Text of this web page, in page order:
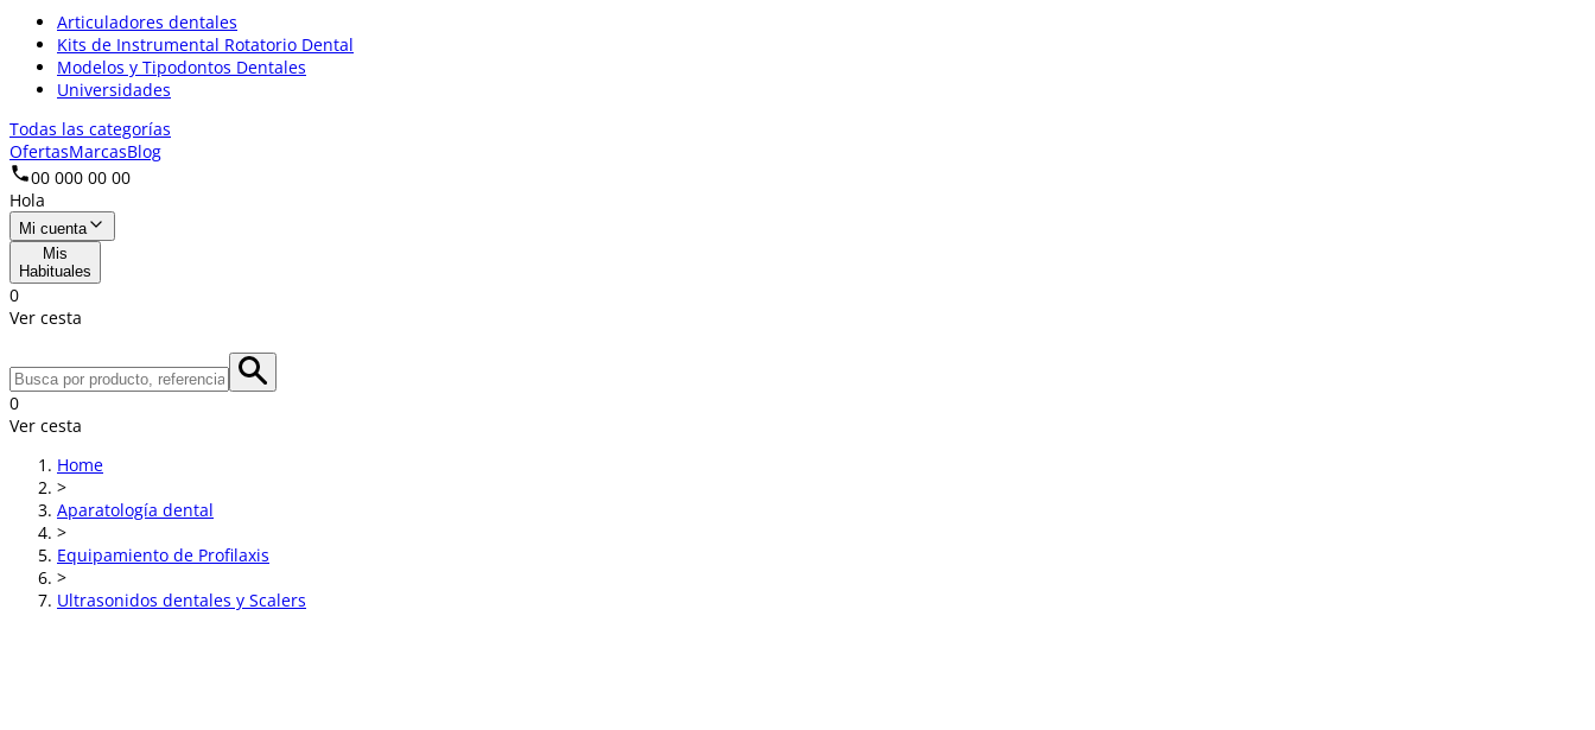
Articuladores dentales
Kits de Instrumental Rotatorio Dental
Modelos y Tipodontos Dentales
Universidades
Todas las categorías
OfertasMarcasBlog
00 000 00 00
Hola
Mi cuenta
Mis
Habituales
0
Ver cesta
0
Ver cesta
Home
>
Aparatología dental
>
Equipamiento de Profilaxis
>
Ultrasonidos dentales y Scalers